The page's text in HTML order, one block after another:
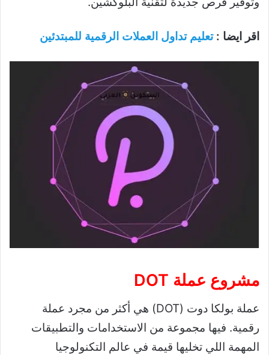
اقر ايضا :تعليم تداول العملات الرقمية للمبتدئين
مشروع عملة DOT
عملة بولكا دوت (DOT) هي أكثر من مجرد عملة
رقمية. فيها مجموعة من الاستخدامات والتطبيقات
المهمة اللي تخليها قيمة في عالم التكنولوجيا